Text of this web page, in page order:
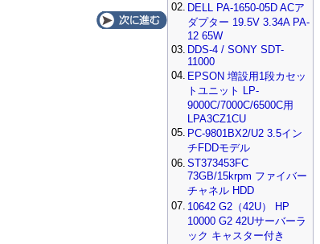
02. DELL PA-1650-05D ACア
ダプター 19.5V 3.34A PA-
12 65W
03. DDS-4 / SONY SDT-
11000
04. EPSON 増設用1段カセッ
トユニット LP-
9000C/7000C/6500C用
LPA3CZ1CU
05. PC-9801BX2/U2 3.5イン
チFDDモデル
06. ST373453FC
73GB/15krpm ファイバー
チャネル HDD
07. 10642 G2（42U） HP
10000 G2 42Uサーバーラ
ック キャスター付き